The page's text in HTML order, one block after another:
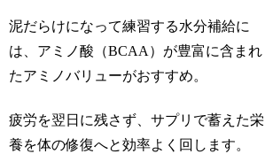
泥だらけになって練習する水分補給に
は、アミノ酸（BCAA）が豊富に含まれ
たアミノバリューがおすすめ。
疲労を翌日に残さず、サプリで蓄えた栄
養を体の修復へと効率よく回します。